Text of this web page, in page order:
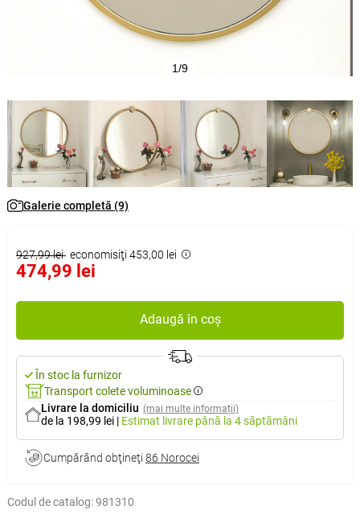
1/9
Galerie completă (9)
927,99 lei economisiţi 453,00 lei
474,99 lei
Adaugă în coș
În stoc la furnizor
Transport colete voluminoase
Livrare la domiciliu (mai multe informații)
de la 198,99 lei | Estimat livrare până la 4 săptămâni
Cumpărând obţineţi 86 Norocei
Codul de catalog:981310